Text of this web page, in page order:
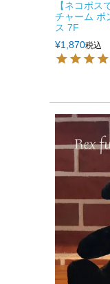
【ネコポス
チャーム ポ
ス 7F
¥1,870税込